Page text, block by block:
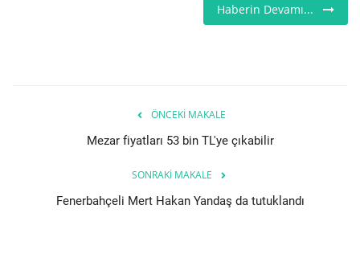
Haberin Devamı...
ÖNCEKI MAKALE
Mezar fiyatları 53 bin TL'ye çıkabilir
SONRAKI MAKALE
Fenerbahçeli Mert Hakan Yandaş da tutuklandı